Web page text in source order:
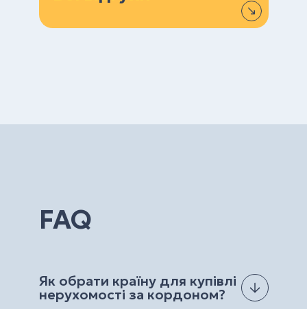
FAQ
Як обрати країну для купівлі
нерухомості за кордоном?